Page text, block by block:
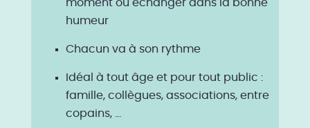
moment où échanger dans la bonne
humeur
Chacun va à son rythme
Idéal à tout âge et pour tout public :
famille, collègues, associations, entre
copains, …